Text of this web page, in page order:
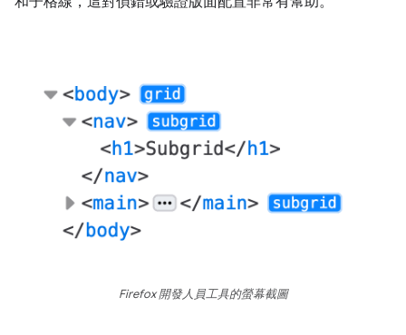
Firefox 開發人員工具的螢幕截圖